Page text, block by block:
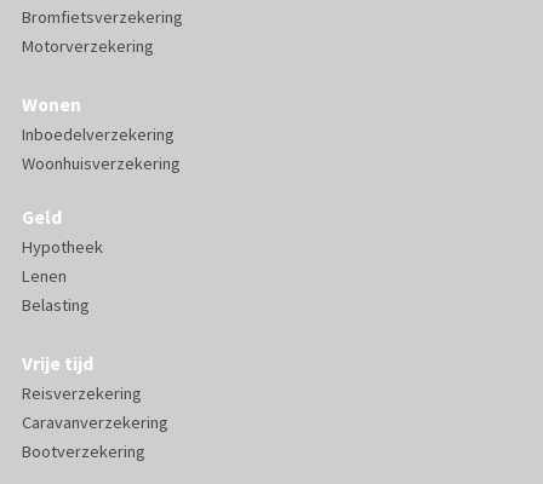
Bromfietsverzekering
Motorverzekering
Wonen
Inboedelverzekering
Woonhuisverzekering
Geld
Hypotheek
Lenen
Belasting
Vrije tijd
Reisverzekering
Caravanverzekering
Bootverzekering